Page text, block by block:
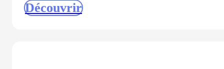
Découvrir